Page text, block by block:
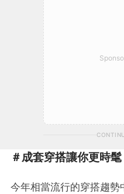
＃成套穿搭讓你更時髦
今年相當流行的穿搭趨